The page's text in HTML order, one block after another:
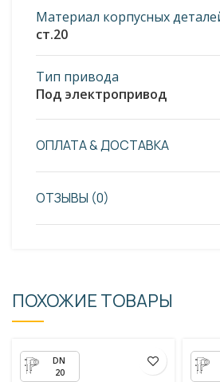
Материал корпусных
ст.20
Тип привода
Под электропривод
ОПЛАТА & ДОСТАВКА
ОТЗЫВЫ (0)
ПОХОЖИЕ ТОВАРЫ
20